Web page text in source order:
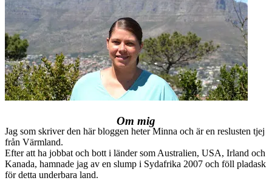
Om mig
Jag som skriver den här bloggen heter Minna och är en reslusten tjej
från Värmland.
Efter att ha jobbat och bott i länder som Australien, USA, Irland och
Kanada, hamnade jag av en slump i Sydafrika 2007 och föll pladask
för detta underbara land.